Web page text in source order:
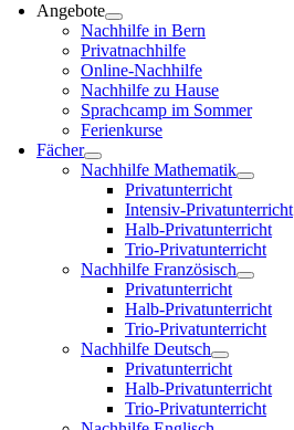
Angebote
Nachhilfe in Bern
Privatnachhilfe
Online-Nachhilfe
Nachhilfe zu Hause
Sprachcamp im Sommer
Ferienkurse
Fächer
Nachhilfe Mathematik
Privatunterricht
Intensiv-Privatunterricht
Halb-Privatunterricht
Trio-Privatunterricht
Nachhilfe Französisch
Privatunterricht
Halb-Privatunterricht
Trio-Privatunterricht
Nachhilfe Deutsch
Privatunterricht
Halb-Privatunterricht
Trio-Privatunterricht